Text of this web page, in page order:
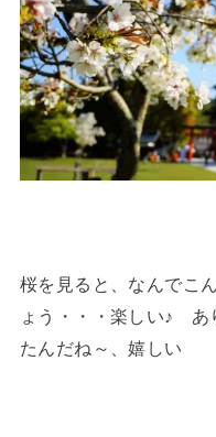
桜を見ると、なんでこ
ょう・・・楽しい♪ あ
たんだね～、嬉しい